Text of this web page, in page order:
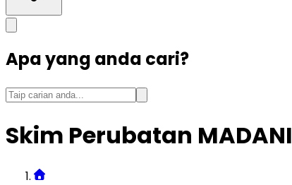
Apa yang anda cari?
Skim Perubatan MADANI